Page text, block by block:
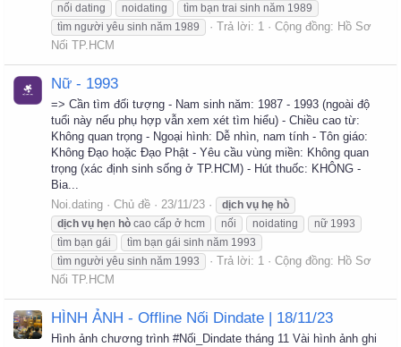
nối dating
noidating
tìm bạn trai sinh năm 1989
tìm người yêu sinh năm 1989
Trả lời: 1 Cộng đồng: Hồ Sơ
Nối TP.HCM
Nữ - 1993
=> Cần tìm đối tượng - Nam sinh năm: 1987 - 1993 (ngoài độ
tuổi này nếu phụ hợp vẫn xem xét tìm hiểu) - Chiều cao từ:
Không quan trọng - Ngoại hình: Dễ nhìn, nam tính - Tôn giáo:
Không Đạo hoặc Đạo Phật - Yêu cầu vùng miền: Không quan
trọng (xác định sinh sống ở TP.HCM) - Hút thuốc: KHÔNG -
Bia...
Noi.dating
Chủ đề 23/11/23 dịch vụ hẹ hò
dịch vụ hẹn hò cao cấp ở hcm nối noidating
nữ 1993
tìm bạn gái
tìm bạn gái sinh năm 1993
tìm người yêu sinh năm 1993
Trả lời: 1 Cộng đồng: Hồ Sơ
Nối TP.HCM
HÌNH ẢNH - Offline Nối Dindate | 18/11/23
Hình ảnh chương trình #Nối_Dindate tháng 11 Vài hình ảnh ghi